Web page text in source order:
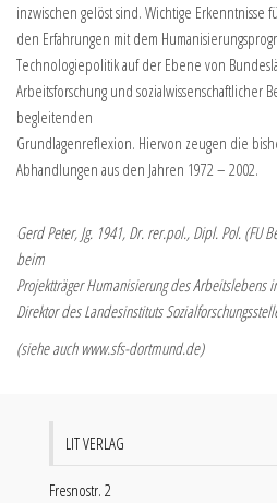
inzwischen gelöst sind. Wichtige Erkenntnisse
den Erfahrungen mit dem
Technologiepolitik auf der Ebene von
Arbeitsforschung und sozialwissenschaftlicher
begleitenden
Grundlagenreflexion. Hiervon zeugen die
Abhandlungen aus den Jahren 1972 – 2002.
Gerd Peter, Jg. 1941, Dr. rer.pol., Dipl. Pol. (FU
beim
Projektträger Humanisierung des Arbeitslebens
Direktor des Landesinstituts
(siehe auch www.sfs-dortmund.de)
LIT VERLAG
Fresnostr. 2